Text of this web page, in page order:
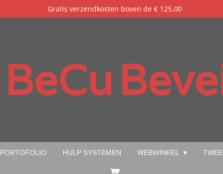
Gratis verzendkosten boven de € 125,00
BeCu
PORTOFOLIO HULP SYSTEMEN WEBWINKEL